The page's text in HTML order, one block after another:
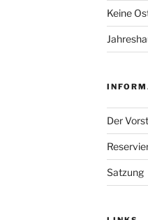
Keine
Der
Satzung